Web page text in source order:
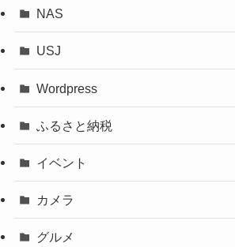
NAS
USJ
Wordpress
ふるさと納税
イベント
カメラ
グルメ